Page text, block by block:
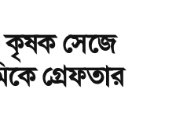
কৃষক সেজে
গ্রেফতার